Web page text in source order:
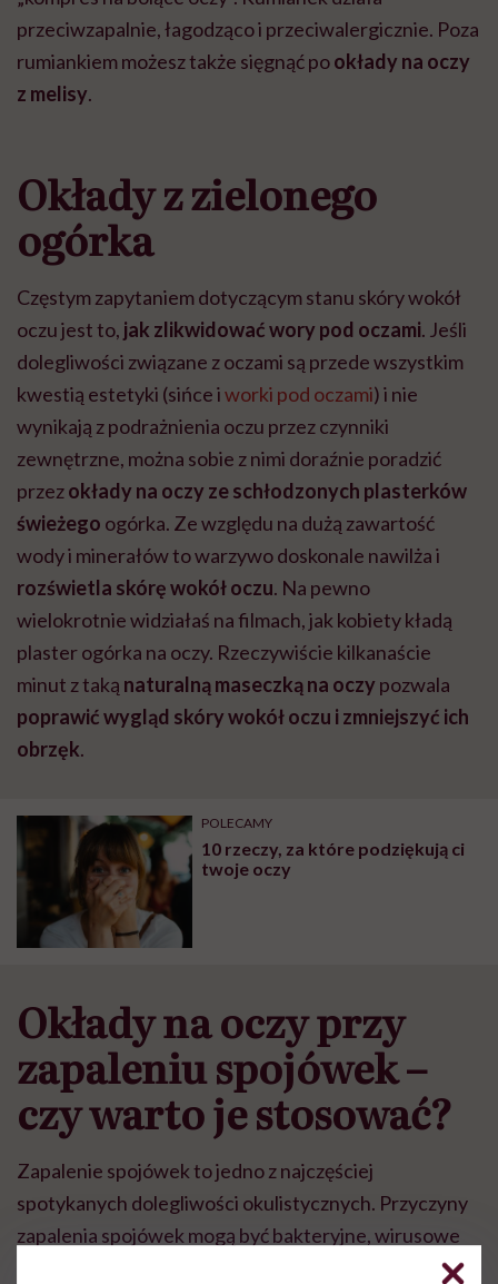
przeciwzapalnie, łagodząco i przeciwalergicznie. Poza
rumiankiem możesz także sięgnąć pookłady na oczy
z melisy.
Okłady z zielonego
ogórka
Częstym zapytaniem dotyczącym stanu skóry wokół
oczu jest to, jak zlikwidować wory pod oczami. Jeśli
dolegliwości związane z oczami są przede wszystkim
kwestią estetyki (sińce iworki pod oczami) i nie
wynikają z podrażnienia oczu przez czynniki
zewnętrzne, można sobie z nimi doraźnie poradzić
przezokłady na oczy ze schłodzonych plasterków
świeżego ogórka. Ze względu na dużą zawartość
wody i minerałów to warzywo doskonale nawilża i
rozświetla skórę wokół oczu. Na pewno
wielokrotnie widziałaś na filmach, jak kobiety kładą
plaster ogórka na oczy. Rzeczywiście kilkanaście
minut z taką naturalną maseczką na oczy pozwala
poprawić wygląd skóry wokół oczu i zmniejszyć ich
obrzęk.
POLECAMY
10 rzeczy, za które podziękują ci
twoje oczy
Okłady na oczy przy
zapaleniu spojówek –
czy warto je stosować?
Zapalenie spojówek to jedno z najczęściej
spotykanych dolegliwości okulistycznych. Przyczyny
zapalenia spojówek mogą być bakteryjne, wirusowe